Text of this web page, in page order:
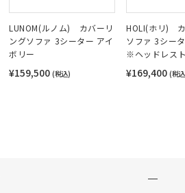
LUNOM(ルノム) カバーリ
ングソファ 3シーター アイ
ボリー
¥159,500 (税込)
HOLI(ホリ)
ソファ 3シー
※ヘッドレス
¥169,400 (税